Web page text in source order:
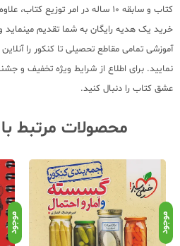
کتاب و سابقه 10 ساله در امر توزیع
خرید یک هدیه رایگان به شما تقدیم مینماید
آموزشی تمامی مقاطع تحصیلی تا کنکور را
نمایید. برای اطلاع از شرایط ویژه تخفیف و
عشق کتاب را دنبال کنید.
محصولات مرتبط
موجود موجود